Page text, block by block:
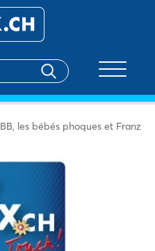
BB, les bébés phoques et Franz